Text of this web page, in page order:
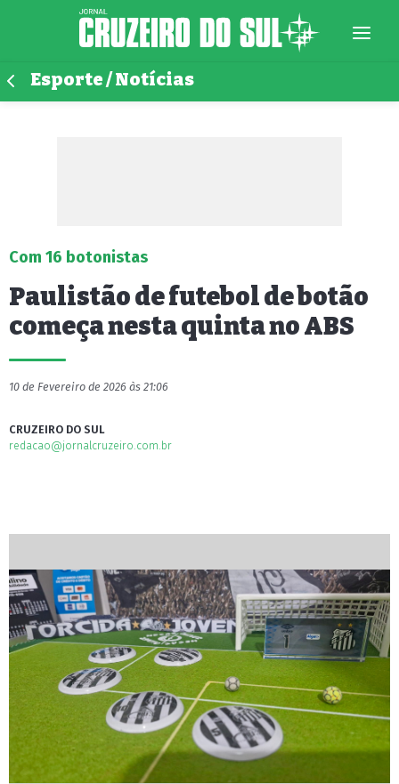
Esporte / Notícias
Com 16 botonistas
Paulistão de futebol de botão
começa nesta quinta no ABS
10 de Fevereiro de 2026 às 21:06
CRUZEIRO DO SUL
redacao@jornalcruzeiro.com.br